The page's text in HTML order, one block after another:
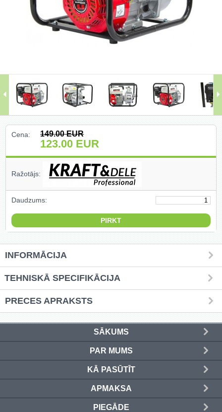
Cena: 149.00EUR
123.00 EUR
Ražotājs:
Daudzums:
INFORMĀCIJA
TEHNISKĀ SPECIFIKĀCIJA
PRECES APRAKSTS
SĀKUMS
PAR MUMS
KĀ PASŪTĪT
APMAKSA
PIEGĀDE
Darbarīki (91)
Darbarīki (1)
Darbarīki ar benzīna motoru (68)
Dārza un meža tehnika (399)
Dimanta griešanas un slīpēšanas
diski (204)
Elektromotori (2)
Gāzes degļi un piederumi (27)
(50)
Hidrauliskās preses (20)
Hidrauliskie instrumenti (40)
Instrumentu komplekti (554)
Instrumentu rezerves daļas (37)
Kompresori (157)
Krāsošanas instrumenti (133)